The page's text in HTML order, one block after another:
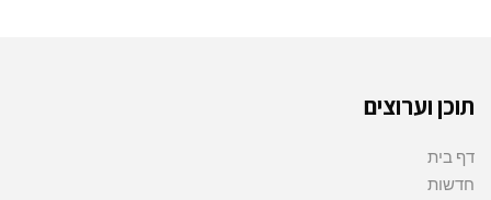
תוכן וערוצים
דף בית
חדשות